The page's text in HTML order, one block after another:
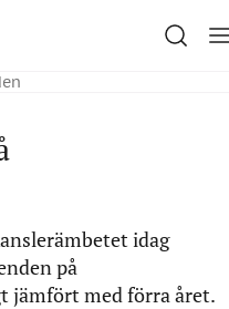
idag
på
jämfört med förra året.